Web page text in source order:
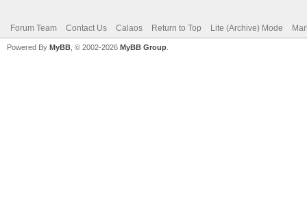
Forum Team Contact Us Calaos Return to Top Lite (Archive) Mode
Powered By MyBB , © 2002-2026 MyBB Group